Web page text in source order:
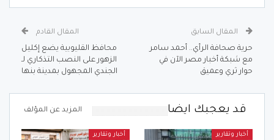
المقال السابق
حرية صحافة الرأي.. أحمد سامر
مع شبكة أخبار مصر الآن في
حوار ثري وعميق
المقال القادم
محافظ القليوبية يضع إكليل
الزهور على النصب التذكاري لـ
الجندي المجهول بمدينة بنها
قد يعجبك ايضا المزيد عن المؤلف
أخبار وتقارير أخبار وتقارير